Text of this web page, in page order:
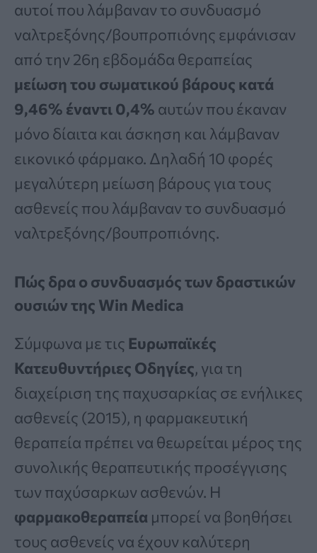
αυτοί που λάμβαναν το συνδυασμό
ναλτρεξόνης/βουπροπιόνης εμφάνισαν
από την 26η εβδομάδα θεραπείας
μείωση του σωματικού βάρους κατά
9,46% έναντι 0,4% αυτών που έκαναν
μόνο δίαιτα και άσκηση και λάμβαναν
εικονικό φάρμακο. Δηλαδή 10 φορές
μεγαλύτερη μείωση βάρους για τους
ασθενείς που λάμβαναν το συνδυασμό
ναλτρεξόνης/βουπροπιόνης.
Πώς δρα ο συνδυασμός των δραστικών
ουσιών της Win Medica
Σύμφωνα με τις Ευρωπαϊκές
Κατευθυντήριες Οδηγίες, για τη
διαχείριση της παχυσαρκίας σε ενήλικες
ασθενείς (2015), η φαρμακευτική
θεραπεία πρέπει να θεωρείται μέρος της
συνολικής θεραπευτικής προσέγγισης
των παχύσαρκων ασθενών. Η
φαρμακοθεραπεία μπορεί να βοηθήσει
τους ασθενείς να έχουν καλύτερη